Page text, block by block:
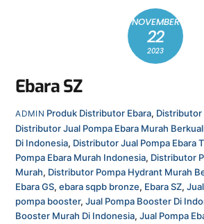
NOVEMBER
22
2023
Ebara SZ
ADMIN Produk Distributor Ebara, Distributor
Distributor Jual Pompa Ebara Murah
Di Indonesia, Distributor Jual Pompa Ebara
Pompa Ebara Murah Indonesia, Distributor
Murah, Distributor Pompa Hydrant Murah
Ebara GS,ebara sqpb bronze, Ebara SZ,
pompa booster,Jual Pompa Booster Di
Booster Murah Di Indonesia,Jual Pompa